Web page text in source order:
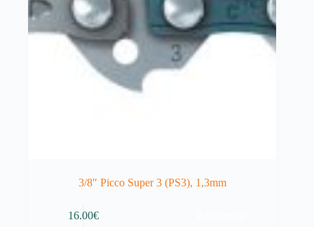
3/8″ Picco Super 3 (PS3), 1,3mm
16.00€